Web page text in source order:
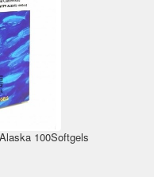
100Softgels